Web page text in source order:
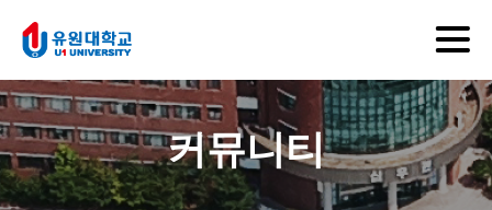
커뮤니티